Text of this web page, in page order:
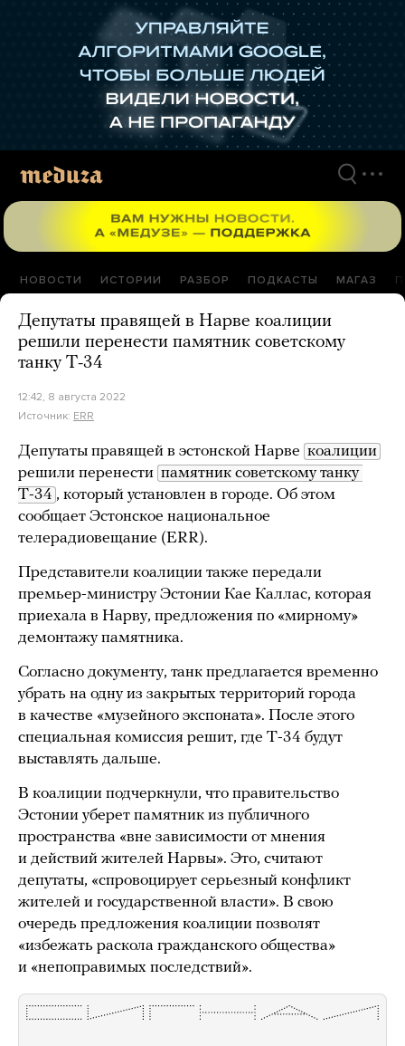
НОВОСТИ ИСТОРИИ РАЗБОР ПОДКАСТЫ МАГАЗ
Депутаты правящей в Нарве коалиции
решили перенести памятник советскому
танку Т-34
12:42, 8 августа 2022
Источник: ERR
Депутаты правящей в эстонской Нарве коалиции
решили перенести памятник советскому танку
Т-34 , который установлен в городе. Об этом
сообщает Эстонское национальное
телерадиовещание (ERR).
Представители коалиции также передали
премьер-министру Эстонии Кае Каллас, которая
приехала в Нарву, предложения по «мирному»
демонтажу памятника.
Согласно документу, танк предлагается временно
убрать на одну из закрытых территорий города
в качестве «музейного экспоната». После этого
специальная комиссия решит, где Т-34 будут
выставлять дальше.
В коалиции подчеркнули, что правительство
Эстонии уберет памятник из публичного
пространства «вне зависимости от мнения
и действий жителей Нарвы». Это, считают
депутаты, «спровоцирует серьезный конфликт
жителей и государственной власти». В свою
очередь предложения коалиции позволят
«избежать раскола гражданского общества»
и «непоправимых последствий».